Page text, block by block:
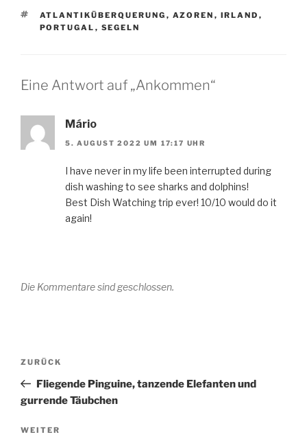
SCHLAGWÖRTER
ATLANTIKÜBERQUERUNG , AZOREN , IRLAND ,
PORTUGAL , SEGELN
Eine Antwort auf „Ankommen“
Mário
5. AUGUST 2022 UM 17:17 UHR
I have never in my life been interrupted during
dish washing to see sharks and dolphins!
Best Dish Watching trip ever! 10/10 would do it
again!
Die Kommentare sind geschlossen.
Beitragsnavigation
Vorheriger
Beitrag
ZURÜCK
Fliegende Pinguine, tanzende Elefanten und
gurrende Täubchen
Nächster
WEITER